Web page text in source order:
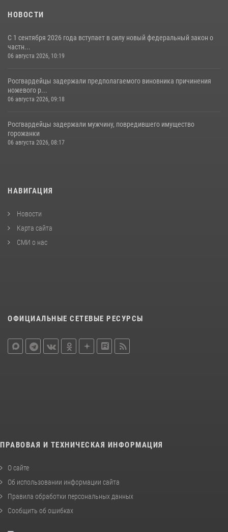
НОВОСТИ
С 1 сентября 2026 года вступает в силу новый федеральный закон о
частн...
06 августа 2026, 10:19
Росгвардейцы задержали предполагаемого виновника причинения
ножевого р...
06 августа 2026, 09:18
Росгвардейцы задержали мужчину, повредившего имущество
горожанки
06 августа 2026, 08:17
НАВИГАЦИЯ
Новости
Карта сайта
СМИ о нас
ОФИЦИАЛЬНЫЕ СЕТЕВЫЕ РЕСУРСЫ
ПРАВОВАЯ И ТЕХНИЧЕСКАЯ ИНФОРМАЦИЯ
О сайте
Об использовании информации сайта
Правила обработки персональных данных
Сообщить об ошибках